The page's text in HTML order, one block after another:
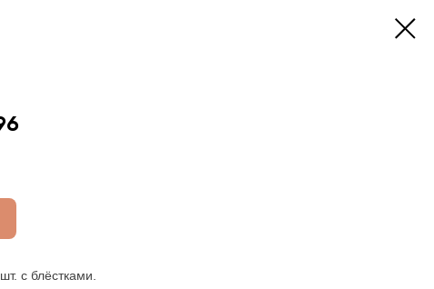
с блёстками.